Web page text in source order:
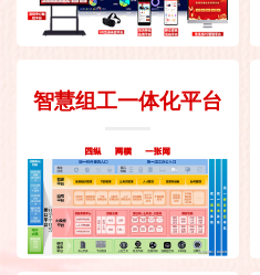
智慧组工一体化平台